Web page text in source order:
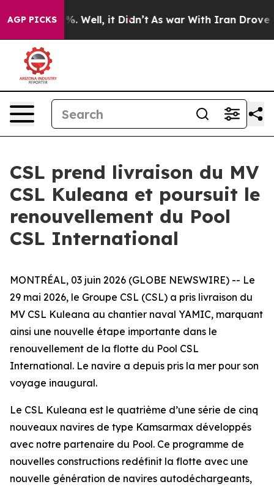
AGP PICKS
40%. Well, it Didn’t As war With Iran Drove oil
CSL prend livraison du MV
CSL Kuleana et poursuit le
renouvellement du Pool
CSL International
MONTRÉAL, 03 juin 2026 (GLOBE NEWSWIRE) -- Le
29 mai 2026, le Groupe CSL (CSL) a pris livraison du
MV CSL Kuleana au chantier naval YAMIC, marquant
ainsi une nouvelle étape importante dans le
renouvellement de la flotte du Pool CSL
International. Le navire a depuis pris la mer pour son
voyage inaugural.
Le CSL Kuleana est le quatrième d’une série de cinq
nouveaux navires de type Kamsarmax développés
avec notre partenaire du Pool. Ce programme de
nouvelles constructions redéfinit la flotte avec une
nouvelle génération de navires autodéchargeants,